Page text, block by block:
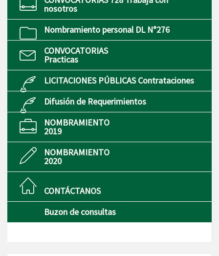
nosotros
Nombramiento personal DL N°276
CONVOCATORIAS
Practicas
LICITACIONES PÚBLICAS Contrataciones
Difusión de Requerimientos
NOMBRAMIENTO
2019
NOMBRAMIENTO
2020
CONTÁCTANOS
Buzon de consultas